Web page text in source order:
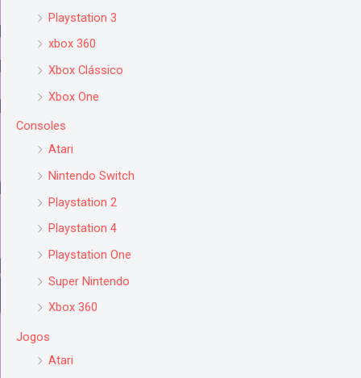
Playstation 3
xbox 360
Xbox Clássico
Xbox One
Consoles
Atari
Nintendo Switch
Playstation 2
Playstation 4
Playstation One
Super Nintendo
Xbox 360
Jogos
Atari